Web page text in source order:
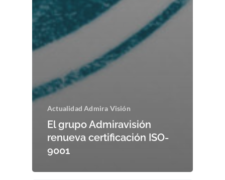
Actualidad Admira Visión
El grupo Admiravisión
renueva certificación ISO-
9001